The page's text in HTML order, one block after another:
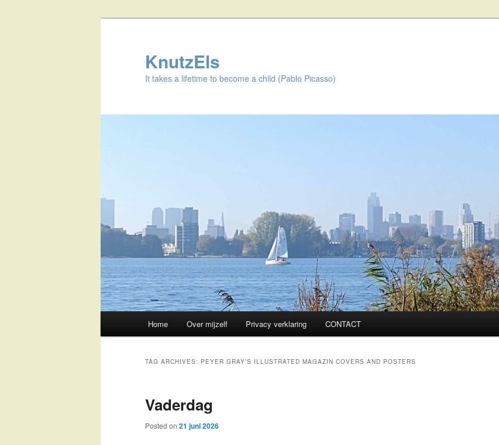
KnutzEls
It takes a lifetime to become a child (Pablo Picasso)
Skip
content
Skip
content
Home Over mijzelf Privacy verklaring CONTACT
TAG ARCHIVES: PEYER GRAY’S ILLUSTRATED MAGAZIN COVERS AND POSTERS
Vaderdag
Posted on 21 juni 2026